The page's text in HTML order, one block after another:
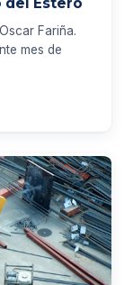
Fariña.
mes de